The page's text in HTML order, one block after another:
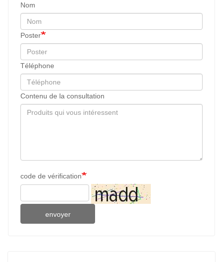
Nom
Poster
Téléphone
Contenu de la consultation
code de vérification
envoyer